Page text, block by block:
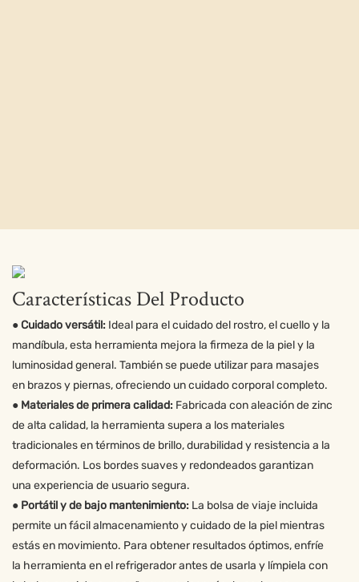
Características Del Producto
● Cuidado versátil: Ideal para el cuidado del rostro, el cuello y la
mandíbula, esta herramienta mejora la firmeza de la piel y la
luminosidad general. También se puede utilizar para masajes
en brazos y piernas, ofreciendo un cuidado corporal completo.
● Materiales de primera calidad: Fabricada con aleación de zinc
de alta calidad, la herramienta supera a los materiales
tradicionales en términos de brillo, durabilidad y resistencia a la
deformación. Los bordes suaves y redondeados garantizan
una experiencia de usuario segura.
● Portátil y de bajo mantenimiento: La bolsa de viaje incluida
permite un fácil almacenamiento y cuidado de la piel mientras
estás en movimiento. Para obtener resultados óptimos, enfríe
la herramienta en el refrigerador antes de usarla y límpiela con